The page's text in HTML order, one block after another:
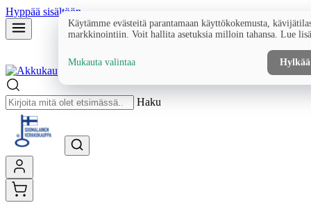
Hyppää sisältöön
Haku
Käytämme evästeitä parantamaan käyttökokemusta,
markkinointiin. Voit hallita asetuksia milloin tahansa. Lue
Mukauta valintaa Hylkää